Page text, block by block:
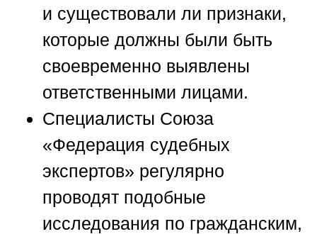
и существовали ли признаки,
которые должны были быть
своевременно выявлены
ответственными лицами.
Специалисты Союза
«Федерация судебных
экспертов» регулярно
проводят подобные
исследования по гражданским,